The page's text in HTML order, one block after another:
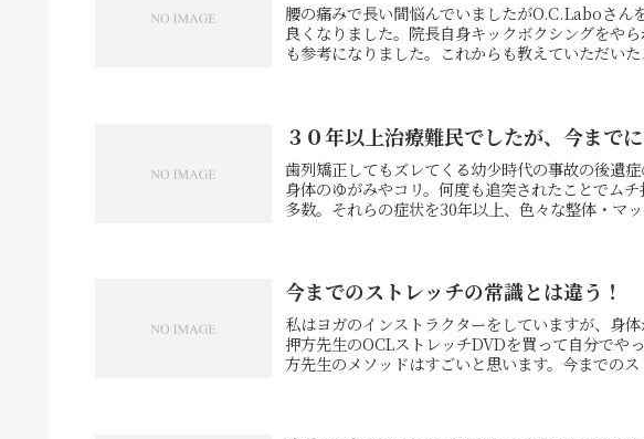
腰の痛みで長い間悩んでいましたがO.C.Laboさん
良くなりました。院長自身キックボクシングをや
も参考になりました。これからも教えていただい
３０年以上治療難民でしたが、今まで
歯列矯正してもズレてくる幼少時代の事故の後遺
身体のゆがみやコリ。何度も追突されたことでム
多数。それらの症状を30年以上、色々な整体・マ
今までのストレッチの常識とは違う！
私はヨガのインストラクターをしていますが、身
押方先生のOCLストレッチDVDを買って自分でや
方先生のメソッドはすごいと思います。今までの